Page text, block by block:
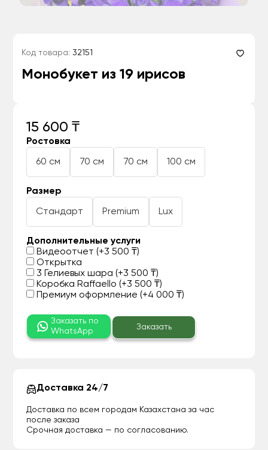
Код товара: 32151
Монобукет из 19 ирисов
15 600 ₸
Ростовка
60 см 70 см 70 см 100 см
Размер
Стандарт Premium Lux
Дополнительные услуги
Видеоотчет (+3 500 ₸)
Открытка
3 Гелиевых шара (+3 500 ₸)
Коробка Raffaello (+3 500 ₸)
Премиум оформление (+4 000 ₸)
Заказать по
WhatsApp
Заказать
Доставка 24/7
Доставка по всем городам Казахстана за час
после заказа
Срочная доставка — по согласованию.